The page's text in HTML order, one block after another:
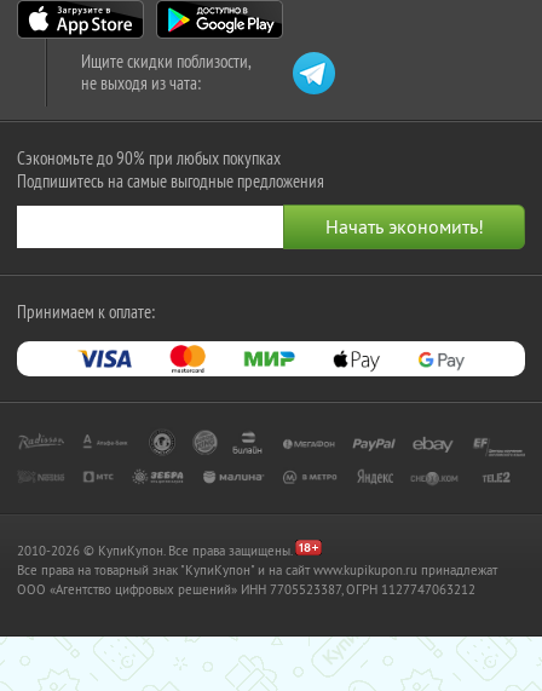
Ищите скидки поблизости,
не выходя из чата:
Сэкономьте до 90% при любых покупках
Подпишитесь на самые выгодные предложения
Принимаем к оплате:
2010-2026 © КупиКупон. Все права защищены.
Все права на товарный знак "КупиКупон" и на сайт www.kupikupon.ru принадлежат
OOO «Агентство цифровых решений» ИНН 7705523387, ОГРН 1127747063212